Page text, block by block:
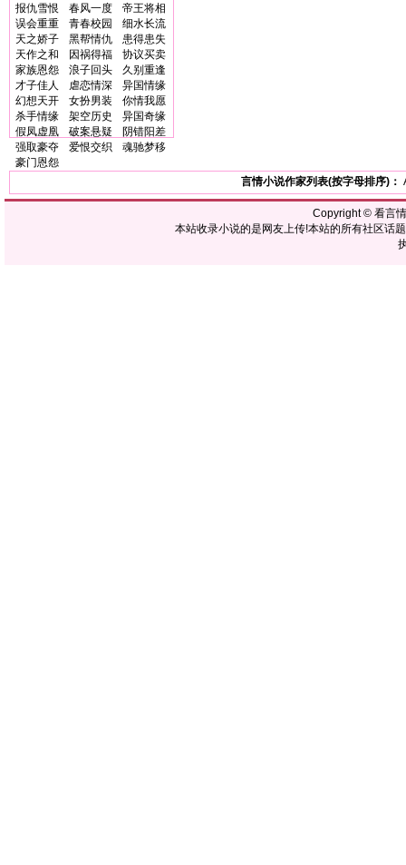
报仇雪恨
春风一度
帝王将相
误会重重
青春校园
细水长流
天之娇子
黑帮情仇
患得患失
天作之和
因祸得福
协议买卖
家族恩怨
浪子回头
久别重逢
才子佳人
虐恋情深
异国情缘
幻想天开
女扮男装
你情我愿
杀手情缘
架空历史
异国奇缘
假凤虚凰
破案悬疑
阴错阳差
强取豪夺
爱恨交织
魂驰梦移
豪门恩怨
言情小说作家列表(按字母排序)：
Copyright © 看言
本站收录小说的是网友上传!本站的所有社区话